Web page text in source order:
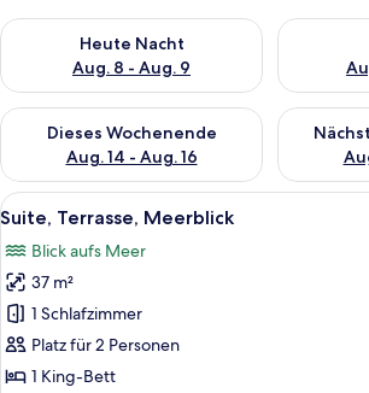
Heute Nacht
Aug. 8 - Aug. 9
Überprüfe die Verfügbarkeit für heute
Dieses Wochenende
Aug. 14 - Aug. 16
Überprüfe die Verfügbarkeit für dieses
Alle
Fotos
für
Suite,
Terrasse,
Meerblick
anzeigen
Eine
10
Suite, Terrasse, Meerblick
Blick aufs Meer
37 m²
1 Schlafzimmer
Platz für 2 Personen
1 King-Bett